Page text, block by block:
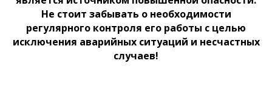
Не стоит забывать о необходимости
регулярного контроля его работы с целью
исключения аварийных ситуаций и несчастных
случаев!